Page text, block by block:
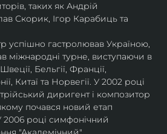
таких як Андрій
Скорик, Ігор Карабиць та
успішно гастролював Україною,
міжнародні турне, виступаючи в
Швеції, Бельгії, Франції,
Китаї та Норвегії. У 2002 році
диригент і композитор
почався новий етап
2006 році симфонічний